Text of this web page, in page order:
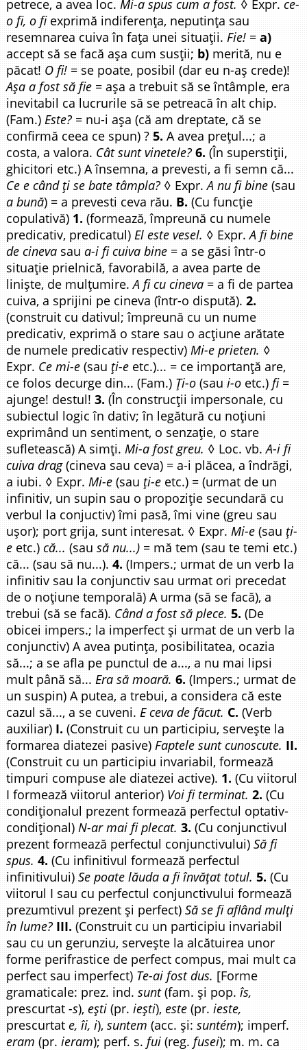
petrece, a avea loc. Mi-a spus cum a fost. ◊ Expr.ce-
o fi, o fiexprimă indiferența, neputința sau
resemnarea cuiva în fața unei situații. Fie! =a)
accept să se facă așa cum susții; b) merită, nu e
păcat! O fi! = se poate, posibil (dar eu n-aș crede)!
Așa a fost să fie = așa a trebuit să se întâmple, era
inevitabil ca lucrurile să se petreacă în alt chip.
(Fam.) Este?= nu-i așa (că am dreptate, că se
confirmă ceea ce spun) ?5. A avea prețul...; a
costa, a valora. Cât sunt vinetele? 6. (În superstiții,
ghicitori etc.) A însemna, a prevesti, a fi semn că...
Ce e când ți se bate tâmpla?◊ Expr.A nu fi bine (sau
a bună) = a prevesti ceva rău. B. (Cu funcție
copulativă) 1. (formează, împreună cu numele
predicativ, predicatul) El este vesel. ◊ Expr.A fi bine
de cineva saua-i fi cuiva bine = a se găsi într-o
situație prielnică, favorabilă, a avea parte de
liniște, de mulțumire.A fi cu cineva = a fi de partea
cuiva, a sprijini pe cineva (într-o dispută).2.
(construit cu dativul; împreună cu un nume
predicativ, exprimă o stare sau o acțiune arătate
de numele predicativ respectiv) Mi-e prieten. ◊
Expr. Ce mi-e (sau ți-e etc.)... = ce importanță are,
ce folos decurge din... (Fam.) Ți-o (saui-o etc.) fi=
ajunge! destul!3. (În construcții impersonale, cu
subiectul logic în dativ; în legătură cu noțiuni
exprimând un sentiment, o senzație, o stare
sufletească) A simți. Mi-a fost greu. ◊ Loc. vb.A-i fi
cuiva drag(cineva sau ceva) = a-i plăcea, a îndrăgi,
a iubi. ◊ Expr. Mi-e (sau ți-e etc.) = (urmat de un
infinitiv, un supin sau o propoziție secundară cu
verbul la conjuctiv) îmi pasă, îmi vine (greu sau
ușor); port grija, sunt interesat. ◊ Expr. Mi-e (sau ți-
e etc.)că... (sausă nu...) = mă tem (sau te temi etc.)
că... (sau să nu...).4. (Impers.; urmat de un verb la
infinitiv sau la conjunctiv sau urmat ori precedat
de o noțiune temporală) A urma (să se facă), a
trebui (să se facă). Când a fost să plece. 5. (De
obicei impers.; la imperfect și urmat de un verb la
conjunctiv) A avea putința, posibilitatea, ocazia
să...; a se afla pe punctul de a..., a nu mai lipsi
mult până să... Era să moară. 6. (Impers.; urmat de
un suspin) A putea, a trebui, a considera că este
cazul să..., a se cuveni. E ceva de făcut. C. (Verb
auxiliar) I. (Construit cu un participiu, servește la
formarea diatezei pasive) Faptele sunt cunoscute. II.
(Construit cu un participiu invariabil, formează
timpuri compuse ale diatezei active). 1. (Cu viitorul
I formează viitorul anterior) Voi fi terminat. 2. (Cu
condiționalul prezent formează perfectul optativ-
condițional) N-ar mai fi plecat. 3. (Cu conjunctivul
prezent formează perfectul conjunctivului)Să fi
spus. 4. (Cu infinitivul formează perfectul
infinitivului)Se poate lăuda a fi învățat totul. 5. (Cu
viitorul I sau cu perfectul conjunctivului formează
prezumtivul prezent și perfect)Să se fi aflând mulți
în lume? III. (Construit cu un participiu invariabil
sau cu un gerunziu, servește la alcătuirea unor
forme perifrastice de perfect compus, mai mult ca
perfect sau imperfect) Te-ai fost dus. [Forme
gramaticale: prez. ind.sunt(fam. și pop.îs,
prescurtat-s),ești (pr.iești),este (pr.ieste,
prescurtate, îi, i),suntem (acc. și:suntém); imperf.
eram (pr.ieram); perf. s. fui (reg. fusei); m. m. ca